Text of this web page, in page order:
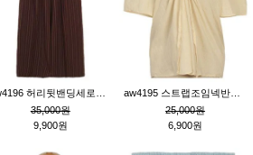
35,000원
9,900원
25,000원
6,900원